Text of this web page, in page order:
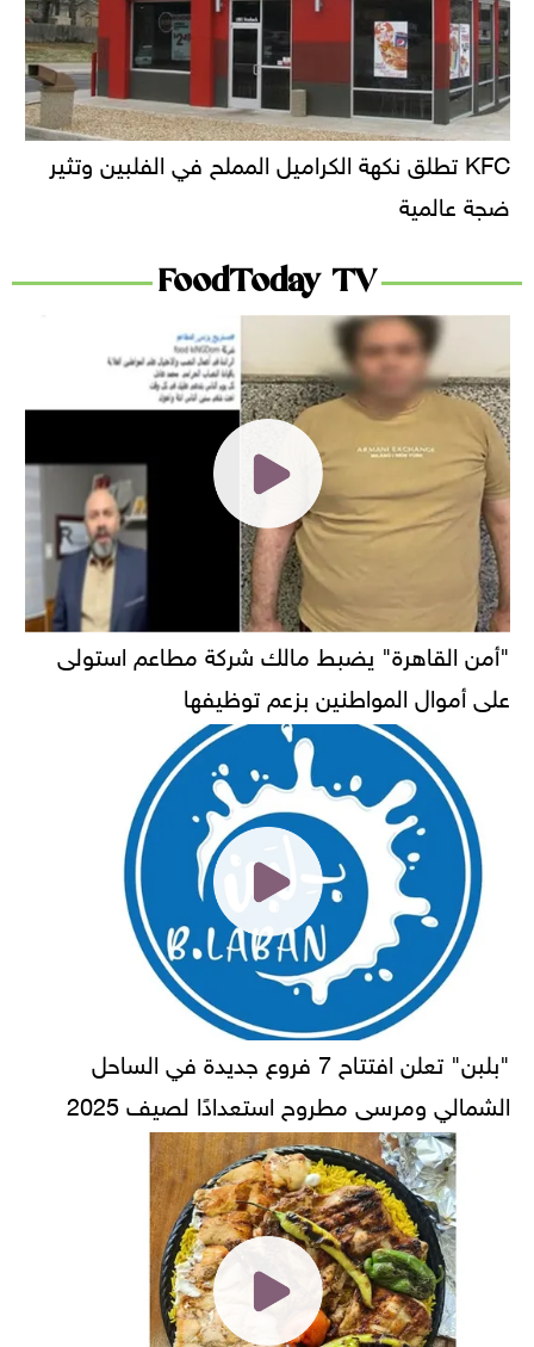
KFC تطلق نكهة الكراميل المملح في الفلبين وتثير
ضجة عالمية
FoodToday TV
"أمن القاهرة" يضبط مالك شركة مطاعم استولى
على أموال المواطنين بزعم توظيفها
"بلبن" تعلن افتتاح 7 فروع جديدة في الساحل
الشمالي ومرسى مطروح استعدادًا لصيف 2025